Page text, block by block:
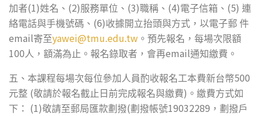
加者(1)姓名、 (2)服務單位、 (3)職稱、 (4)電子信箱、 (5) 連
絡電話與手機號碼、 (6)收據開立抬頭與方式，以電子郵 件
email寄至yawei@tmu.edu.tw 。預先報名，每場次限額
100 人，額滿為止。報名錄取者，會再email通知繳費。
五、本課程每場次每位參加人員酌收報名工本費新台幣500
元整 (敬請於報名截止日前完成報名與繳費) 。繳費方式如
下：
(1)敬請至郵局匯款劃撥(劃撥帳號19032289 ，劃撥戶